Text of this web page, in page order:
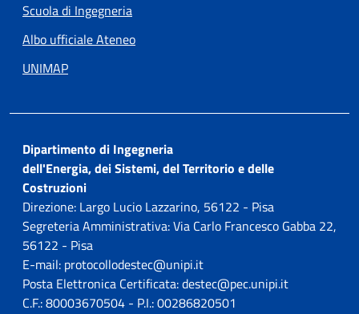
Scuola di Ingegneria
Albo ufficiale Ateneo
UNIMAP
Dipartimento di Ingegneria
dell'Energia, dei Sistemi, del Territorio e delle
Costruzioni
Direzione: Largo Lucio Lazzarino, 56122 - Pisa
Segreteria Amministrativa: Via Carlo Francesco Gabba 22,
56122 - Pisa
E-mail: protocollodestec@unipi.it
Posta Elettronica Certificata: destec@pec.unipi.it
C.F.: 80003670504 - P.I.: 00286820501